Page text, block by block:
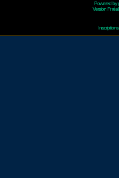
Powered by
Version Fr